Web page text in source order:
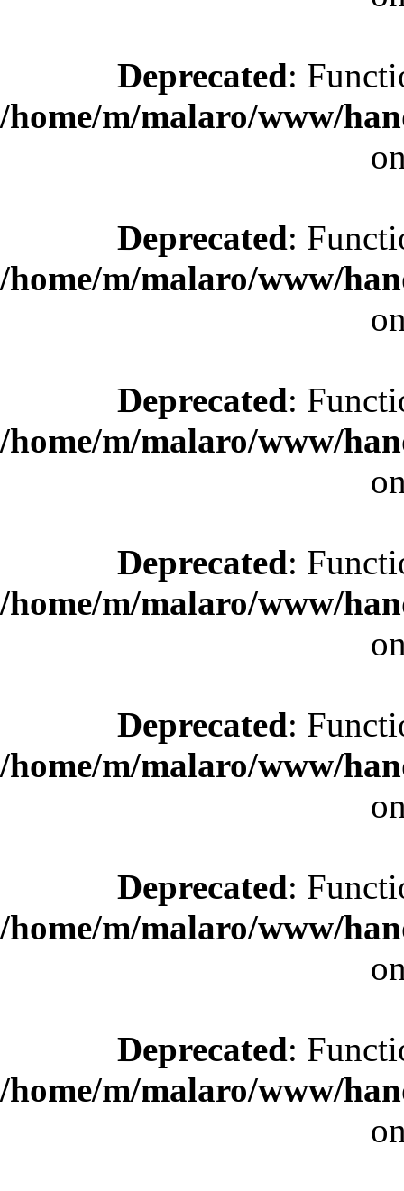
Deprecated:
/home/m/malaro/www/
Deprecated:
/home/m/malaro/www/
Deprecated:
/home/m/malaro/www/
Deprecated:
/home/m/malaro/www/
Deprecated:
/home/m/malaro/www/
Deprecated:
/home/m/malaro/www/
Deprecated:
/home/m/malaro/www/